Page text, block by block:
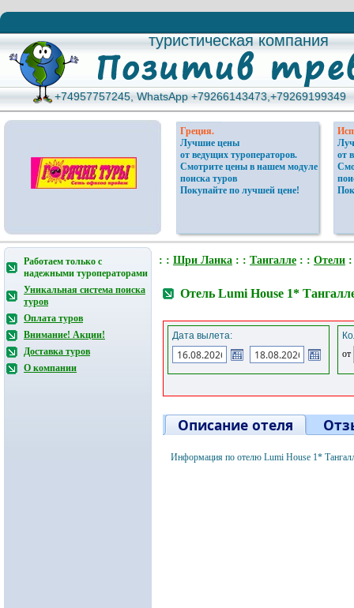
туристическая компания
туристическая компания
+74957757245, WhatsApp +79266143473,+79269199349
+74957757245, WhatsApp +79266143473,+79269199349
Греция.
Лучшие цены
от ведущих туроператоров.
Смотрите цены в нашем модуле
поиска туров
Покупайте по лучшей цене!
от
Работаем только с
надежными туроператорами
Уникальная система поиска
туров
Оплата туров
Внимание! Акции!
Доставка туров
О компании
: : Шри Ланка : : Тангалле : : Отели
Отель Lumi House 1*
Дата вылета:
от
Описание отеля
Информация по отелю Lumi House 1*